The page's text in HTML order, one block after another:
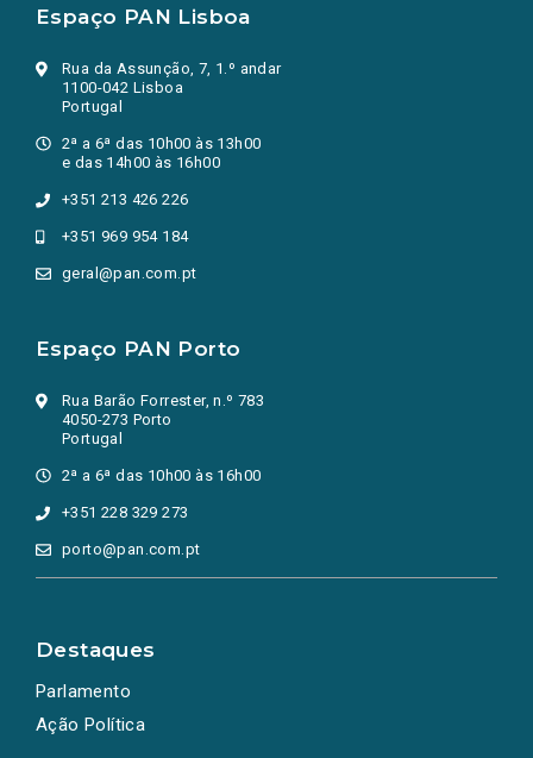
Espaço PAN Lisboa
Rua da Assunção, 7, 1.º andar
1100-042 Lisboa
Portugal
2ª a 6ª das 10h00 às 13h00
e das 14h00 às 16h00
+351 213 426 226
+351 969 954 184
geral@pan.com.pt
Espaço PAN Porto
Rua Barão Forrester, n.º 783
4050-273 Porto
Portugal
2ª a 6ª das 10h00 às 16h00
+351 228 329 273
porto@pan.com.pt
Destaques
Parlamento
Ação Política